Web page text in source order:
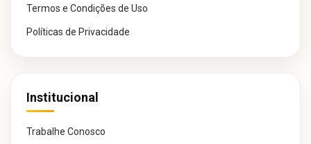
Termos e Condições de Uso
Políticas de Privacidade
Institucional
Trabalhe Conosco